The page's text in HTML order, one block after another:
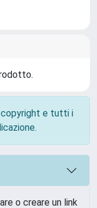
e tutti i
o creare un link